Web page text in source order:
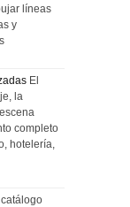
líneas
y
El
la
completo
hotelería,